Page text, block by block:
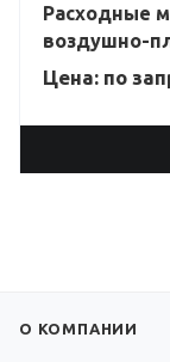
Расходные
воздушно-
Цена: по зап
О КОМПАНИИ